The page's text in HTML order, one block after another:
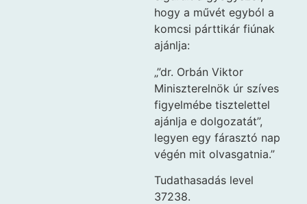
hogy a művét egyból a
komcsi párttikár fiúnak
ajánlja:
„”dr. Orbán Viktor
Miniszterelnök úr szíves
figyelmébe tisztelettel
ajánlja e dolgozatát”,
legyen egy fárasztó nap
végén mit olvasgatnia.”
Tudathasadás level
37238.